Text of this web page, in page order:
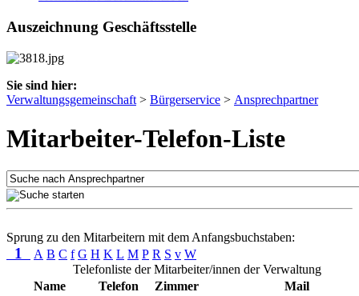
Auszeichnung Geschäftsstelle
Sie sind hier:
Verwaltungsgemeinschaft > Bürgerservice > Ansprechpartner
Mitarbeiter-Telefon-Liste
Sprung zu den Mitarbeitern mit dem Anfangsbuchstaben:
1 A B C f G H K L M P R S v W
Telefonliste der Mitarbeiter/innen der Verwaltung
Name
Telefon Zimmer Mail